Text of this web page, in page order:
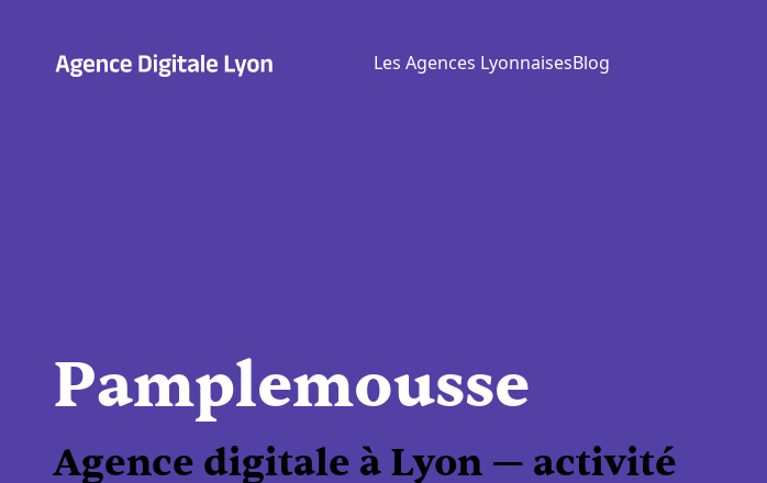
contenu
Les Agences LyonnaisesBlog
Pamplemousse
Agence digitale à Lyon — activité